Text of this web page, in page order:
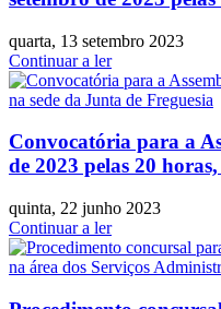
quarta, 13 setembro 2023
Continuar a ler
Convocatória para a
de 2023 pelas 20
quinta, 22 junho 2023
Continuar a ler